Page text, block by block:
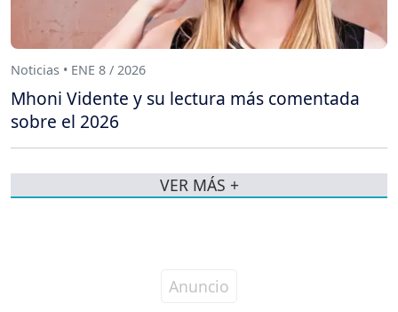
Noticias • ENE 8 / 2026
Mhoni Vidente y su lectura más comentada
sobre el 2026
VER MÁS +